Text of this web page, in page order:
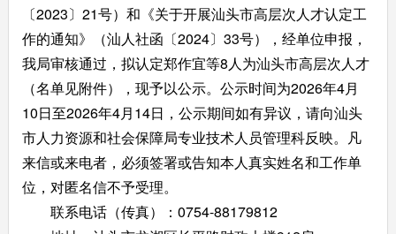
〔2023〕21号）和《关于开展汕头市高层次人才认定工
作的通知》（汕人社函〔2024〕33号），经单位申报，
我局审核通过，拟认定郑作宜等8人为汕头市高层次人才
（名单见附件），现予以公示。公示时间为2026年4月
10日至2026年4月14日，公示期间如有异议，请向汕头
市人力资源和社会保障局专业技术人员管理科反映。凡
来信或来电者，必须签署或告知本人真实姓名和工作单
位，对匿名信不予受理。
联系电话（传真）：0754-88179812